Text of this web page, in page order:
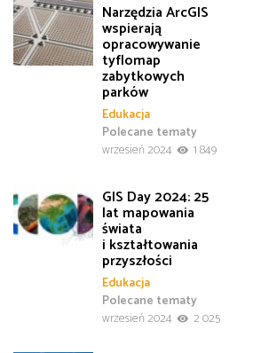
Narzędzia ArcGIS
wspierają
opracowywanie
tyflomap
zabytkowych
parków
Edukacja
Polecane tematy
wrzesień 2024
1 849
GIS Day 2024: 25
lat mapowania
świata
i kształtowania
przyszłości
Edukacja
Polecane tematy
wrzesień 2024
2 025